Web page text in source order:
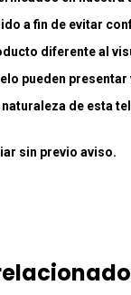
a fin de evitar
diferente al
pueden presentar
de esta
sin previo aviso.